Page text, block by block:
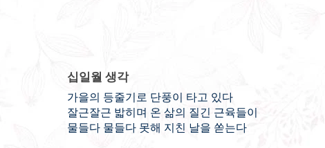
십일월 생각
가을의 등줄기로 단풍이 타고 있다
잘근잘근 밟히며 온 삶의 질긴 근육들이
물들다 물들다 못해 지친 날을 쏟는다